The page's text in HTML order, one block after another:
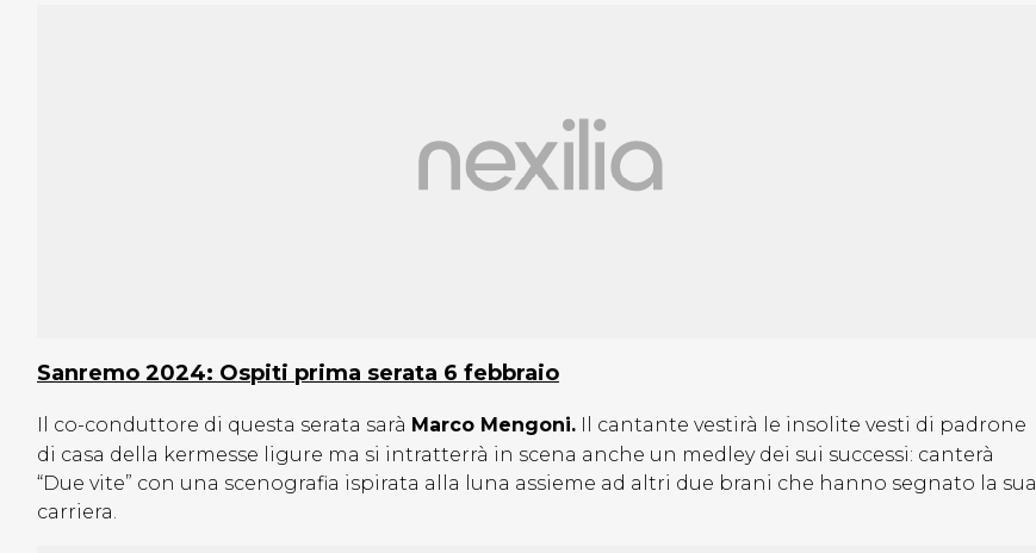
Sanremo 2024: Ospiti prima serata 6 febbraio
Il co-conduttore di questa serata sarà Marco Mengoni. Il cantante vestirà le insolite vesti di padrone
di casa della kermesse ligure ma si intratterrà in scena anche un medley dei sui successi: canterà
“Due vite” con una scenografia ispirata alla luna assieme ad altri due brani che hanno segnato la sua
carriera.